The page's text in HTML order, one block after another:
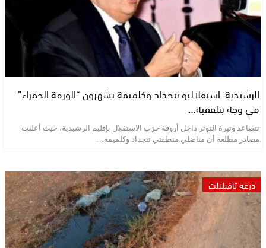
الرشيدية: استقلاليو تنجداد وكلميمة يشهرون “الورقة الحمراء”
في وجه بنلفقيه…
تتصاعد وتيرة التوتر داخل أروقة حزب الاستقلال بإقليم الرشيدية، حيث أعلنت
مصادر مطلعة أن مناضلي منطقتي تنجداد وكلميمة…
درعة تافيلالت